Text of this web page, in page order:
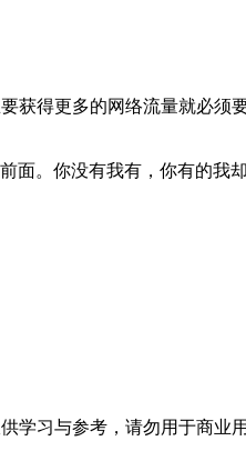
得更多的网络流量就必须
面。你没有我有，你有的我
习与参考，请勿用于商业